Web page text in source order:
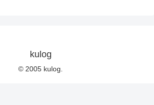
kulog
© 2005 kulog.